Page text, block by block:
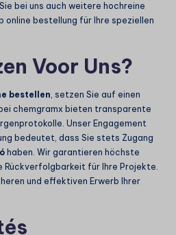
bei uns auch weitere hochreine
online bestellung für Ihre speziellen
Voor Uns?
bestellen , setzen Sie auf einen
chemgramx bieten transparente
Unser Engagement
bedeutet, dass Sie stets Zugang
haben. Wir garantieren höchste
Rückverfolgbarkeit für Ihre Projekte.
und effektiven Erwerb Ihrer